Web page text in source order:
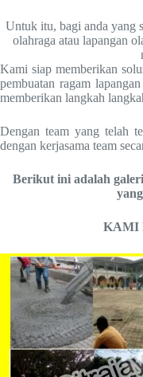
Untuk itu, bagi anda yang
olahraga atau lapangan
Kami siap memberikan
pembuatan ragam
memberikan langkah
Dengan team yang telah
dengan kerjasama team
Berikut ini adalah
KAMI